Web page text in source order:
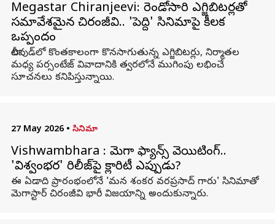
Megastar Chiranjeevi: రెండోసారి ఎగ్జిబిటర్లతో
సమావేశమైన చిరంజీవి.. 'పెద్ది' సినిమాపై కీలక
ఒప్పందం
టాలీవుడ్‌లో కొంతకాలంగా కొనసాగుతున్న ఎగ్జిబిటర్లు, నిర్మాతల
మధ్య పర్సంటేజ్ వివాదానికి త్వరలోనే ముగింపు లభించే
సూచనలు కనిపిస్తున్నాయి.
27 May 2026 • సినిమా
Vishwambhara : మెగా ఫ్యాన్స్ వెయిటింగ్..
'విశ్వంభర' రిలీజ్‌పై క్లారిటీ ఎప్పుడు?
ఈ ఏడాది ప్రారంభంలోనే 'మన శంకర వరప్రసాద్ గారు' సినిమాతో
మెగాస్టార్ చిరంజీవి భారీ విజయాన్ని అందుకున్నారు.